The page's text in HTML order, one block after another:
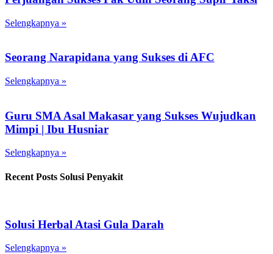
Selengkapnya »
Seorang Narapidana yang Sukses di AFC
Selengkapnya »
Guru SMA Asal Makasar yang Sukses Wujudkan
Mimpi | Ibu Husniar
Selengkapnya »
Recent Posts Solusi Penyakit
Solusi Herbal Atasi Gula Darah
Selengkapnya »